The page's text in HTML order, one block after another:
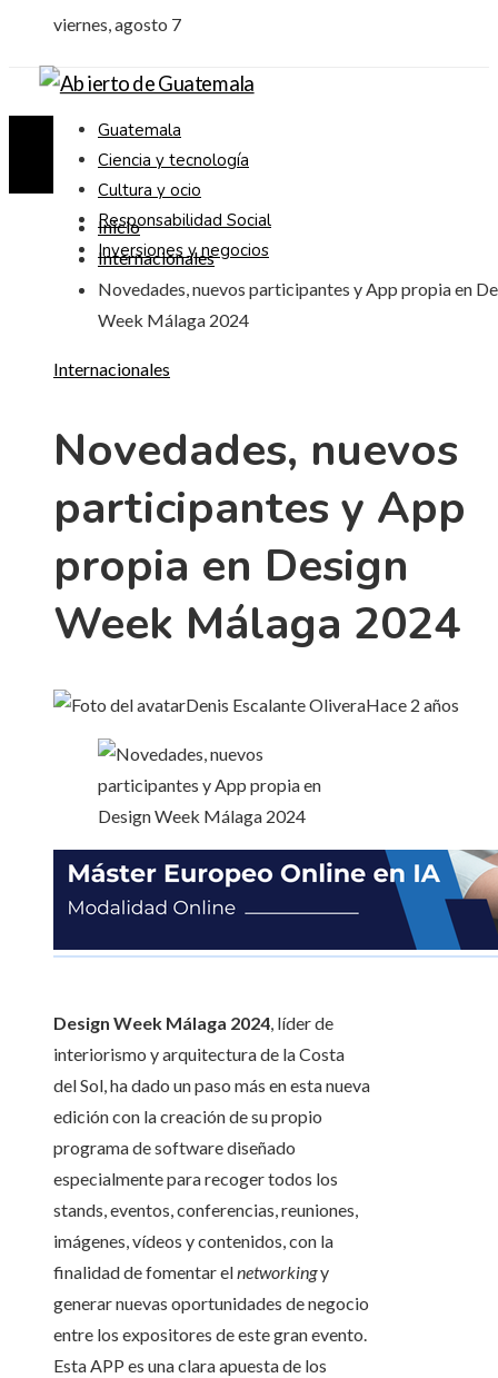
viernes, agosto 7
Guatemala
Ciencia y tecnología
Cultura y ocio
Responsabilidad Social
Inversiones y negocios
Inicio
Internacionales
Novedades, nuevos participantes y App propia en
Week Málaga 2024
Internacionales
Novedades, nuevos
participantes y App
propia en Design
Week Málaga 2024
Denis Escalante OliveraHace 2 años
Design Week Málaga 2024, líder de
interiorismo y arquitectura de la Costa
del Sol, ha dado un paso más en esta nueva
edición con la creación de su propio
programa de software diseñado
especialmente para recoger todos los
stands, eventos, conferencias, reuniones,
imágenes, vídeos y contenidos, con la
finalidad de fomentar elnetworkingy
generar nuevas oportunidades de negocio
entre los expositores de este gran evento.
Esta APP es una clara apuesta de los